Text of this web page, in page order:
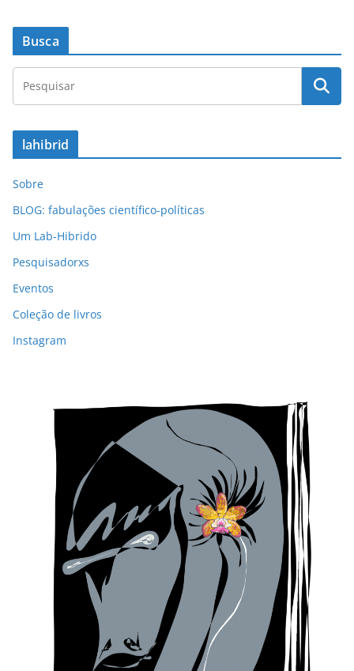
Busca
lahibrid
Sobre
BLOG: fabulações científico-políticas
Um Lab-Hibrido
Pesquisadorxs
Eventos
Coleção de livros
Instagram